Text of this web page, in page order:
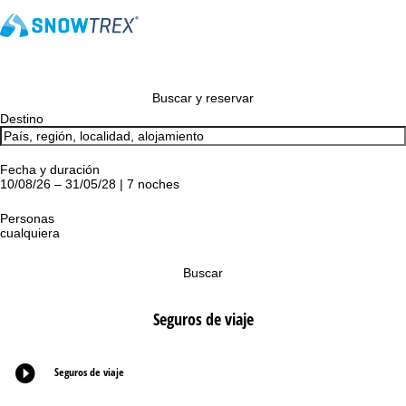
Buscar y reservar
Destino
Fecha y duración
10/08/26 – 31/05/28 | 7 noches
Personas
cualquiera
Buscar
Seguros de viaje
Seguros de viaje